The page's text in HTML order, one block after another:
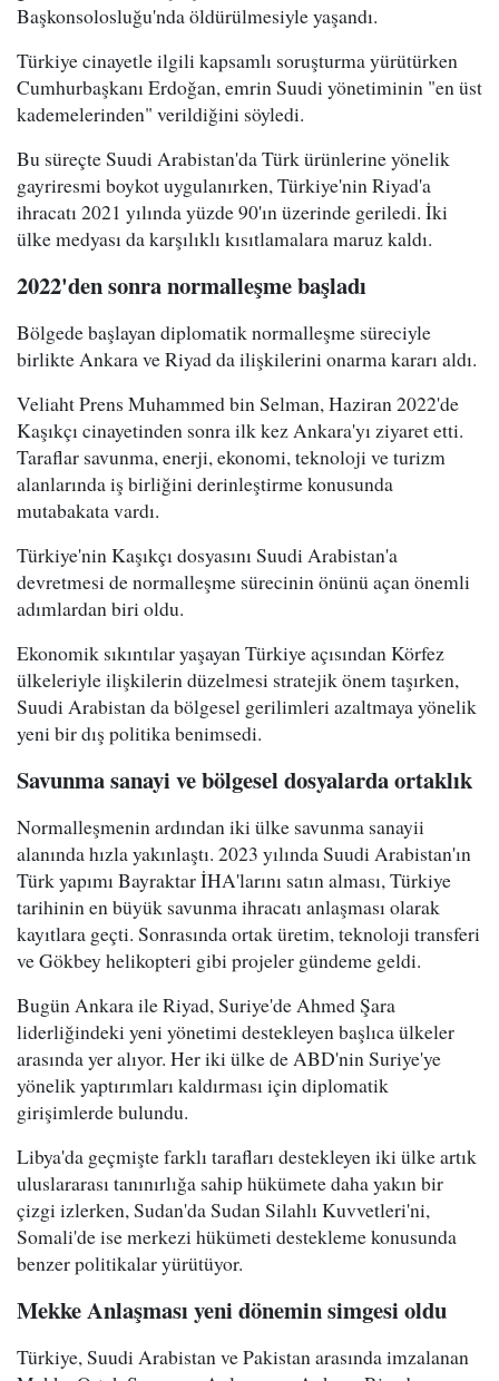
Başkonsolosluğu'nda öldürülmesiyle yaşandı.
Türkiye cinayetle ilgili kapsamlı soruşturma yürütürken
Cumhurbaşkanı Erdoğan, emrin Suudi yönetiminin "en üst
kademelerinden" verildiğini söyledi.
Bu süreçte Suudi Arabistan'da Türk ürünlerine yönelik
gayriresmi boykot uygulanırken, Türkiye'nin Riyad'a
ihracatı 2021 yılında yüzde 90'ın üzerinde geriledi. İki
ülke medyası da karşılıklı kısıtlamalara maruz kaldı.
2022'den sonra normalleşme başladı
Bölgede başlayan diplomatik normalleşme süreciyle
birlikte Ankara ve Riyad da ilişkilerini onarma kararı aldı.
Veliaht Prens Muhammed bin Selman, Haziran 2022'de
Kaşıkçı cinayetinden sonra ilk kez Ankara'yı ziyaret etti.
Taraflar savunma, enerji, ekonomi, teknoloji ve turizm
alanlarında iş birliğini derinleştirme konusunda
mutabakata vardı.
Türkiye'nin Kaşıkçı dosyasını Suudi Arabistan'a
devretmesi de normalleşme sürecinin önünü açan önemli
adımlardan biri oldu.
Ekonomik sıkıntılar yaşayan Türkiye açısından Körfez
ülkeleriyle ilişkilerin düzelmesi stratejik önem taşırken,
Suudi Arabistan da bölgesel gerilimleri azaltmaya yönelik
yeni bir dış politika benimsedi.
Savunma sanayi ve bölgesel dosyalarda ortaklık
Normalleşmenin ardından iki ülke savunma sanayii
alanında hızla yakınlaştı. 2023 yılında Suudi Arabistan'ın
Türk yapımı Bayraktar İHA'larını satın alması, Türkiye
tarihinin en büyük savunma ihracatı anlaşması olarak
kayıtlara geçti. Sonrasında ortak üretim, teknoloji transferi
ve Gökbey helikopteri gibi projeler gündeme geldi.
Bugün Ankara ile Riyad, Suriye'de Ahmed Şara
liderliğindeki yeni yönetimi destekleyen başlıca ülkeler
arasında yer alıyor. Her iki ülke de ABD'nin Suriye'ye
yönelik yaptırımları kaldırması için diplomatik
girişimlerde bulundu.
Libya'da geçmişte farklı tarafları destekleyen iki ülke artık
uluslararası tanınırlığa sahip hükümete daha yakın bir
çizgi izlerken, Sudan'da Sudan Silahlı Kuvvetleri'ni,
Somali'de ise merkezi hükümeti destekleme konusunda
benzer politikalar yürütüyor.
Mekke Anlaşması yeni dönemin simgesi oldu
Türkiye, Suudi Arabistan ve Pakistan arasında imzalanan